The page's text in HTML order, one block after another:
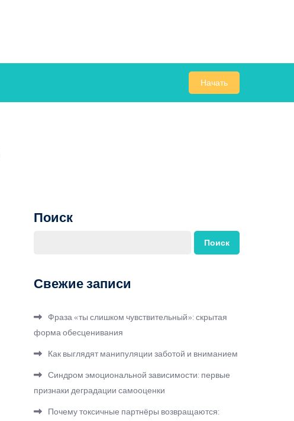
Начать
Поиск
Поиск
Свежие записи
Фраза «ты слишком чувствительный»: скрытая
форма обесценивания
Как выглядят манипуляции заботой и вниманием
Синдром эмоциональной зависимости: первые
признаки деградации самооценки
Почему токсичные партнёры возвращаются: